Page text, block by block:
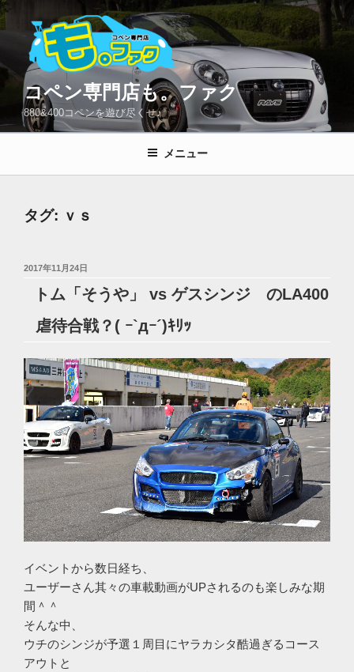
コ
ン
ン
ス
プ
コペン専門店も。ファク
880&400コペンを遊び尽くせ♪
メニュー
タグ: ｖｓ
投
2017年11月24日
トム「そうや」 vs ゲスシンジ のLA400
虐待合戦？( ｰ`дｰ´)ｷﾘｯ
イベントから数日経ち、
ユーザーさん其々の車載動画がUPされるのも楽しみな期
間＾＾
そんな中、
ウチのシンジが予選１周目にヤラカシタ酷過ぎるコース
アウトと